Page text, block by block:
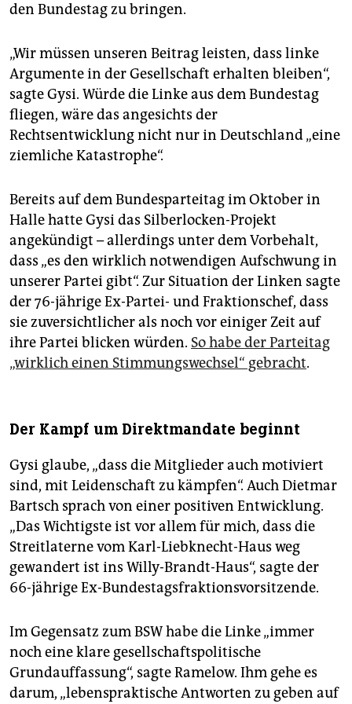
den Bundestag zu bringen.
„Wir müssen unseren Beitrag leisten, dass linke
Argumente in der Gesellschaft erhalten bleiben“,
sagte Gysi. Würde die Linke aus dem Bundestag
fliegen, wäre das angesichts der
Rechtsentwicklung nicht nur in Deutschland „eine
ziemliche Katastrophe“.
Bereits auf dem Bundesparteitag im Oktober in
Halle hatte Gysi das Silberlocken-Projekt
angekündigt – allerdings unter dem Vorbehalt,
dass „es den wirklich notwendigen Aufschwung in
unserer Partei gibt“. Zur Situation der Linken sagte
der 76-jährige Ex-Partei- und Fraktionschef, dass
sie zuversichtlicher als noch vor einiger Zeit auf
ihre Partei blicken würden. So habe der Parteitag
„wirklich einen Stimmungswechsel“ gebracht.
Der Kampf um Direktmandate beginnt
Gysi glaube, „dass die Mitglieder auch motiviert
sind, mit Leidenschaft zu kämpfen“. Auch Dietmar
Bartsch sprach von einer positiven Entwicklung.
„Das Wichtigste ist vor allem für mich, dass die
Streitlaterne vom Karl-Liebknecht-Haus weg
gewandert ist ins Willy-Brandt-Haus“, sagte der
66-jährige Ex-Bundestagsfraktionsvorsitzende.
Im Gegensatz zum BSW habe die Linke „immer
noch eine klare gesellschaftspolitische
Grundauffassung“, sagte Ramelow. Ihm gehe es
darum, „lebenspraktische Antworten zu geben auf